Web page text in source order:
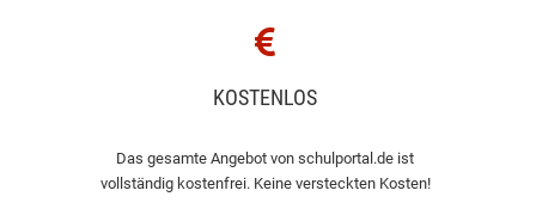
KOSTENLOS
Das gesamte Angebot von schulportal.de ist
vollständig kostenfrei. Keine versteckten Kosten!